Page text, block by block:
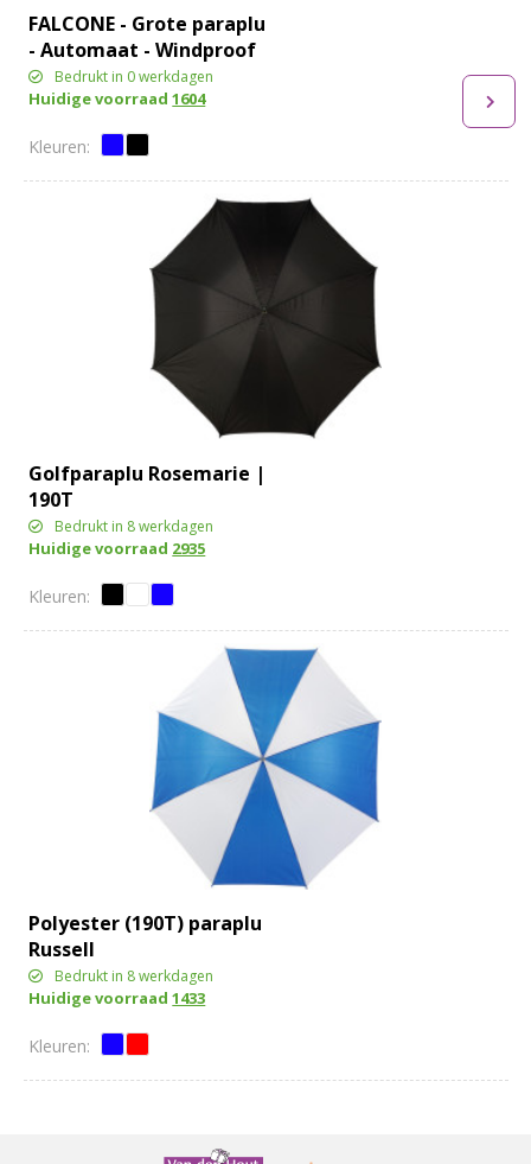
FALCONE - Grote paraplu
- Automaat - Windproof
- 120 cm
Bedrukt in 0 werkdagen
Huidige voorraad1604
Golfparaplu Rosemarie |
190T
Bedrukt in 8 werkdagen
Huidige voorraad 2935
Polyester (190T) paraplu
Russell
Bedrukt in 8 werkdagen
Huidige voorraad1433